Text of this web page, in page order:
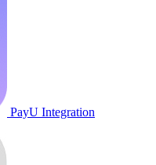
PayU Integration